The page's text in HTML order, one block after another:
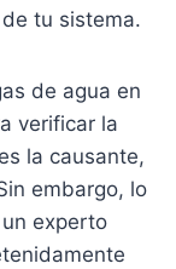
tu sistema.
de agua en
verificar la
la causante,
embargo, lo
experto